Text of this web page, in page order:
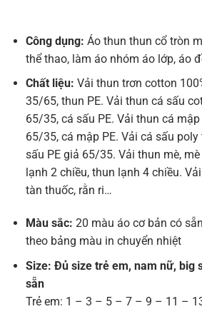
Công dụng: Áo thun thun cổ tròn
thể thao, làm áo nhóm áo lớp, áo
Chất liệu: Vải thun trơn cotton
35/65, thun PE. Vải thun cá sấu
65/35, cá sấu PE. Vải thun cá
65/35, cá mập PE. Vải cá sấu
sấu PE giả 65/35. Vải thun mè,
lạnh 2 chiều, thun lạnh 4 chiều.
tàn thuốc, rằn ri…
Màu sắc: 20 màu áo cơ bản có
theo bảng màu in chuyển nhiệt
Size: Đủ size trẻ em, nam nữ, big
sẵn
Trẻ em: 1 – 3 – 5 – 7 – 9 – 11 –